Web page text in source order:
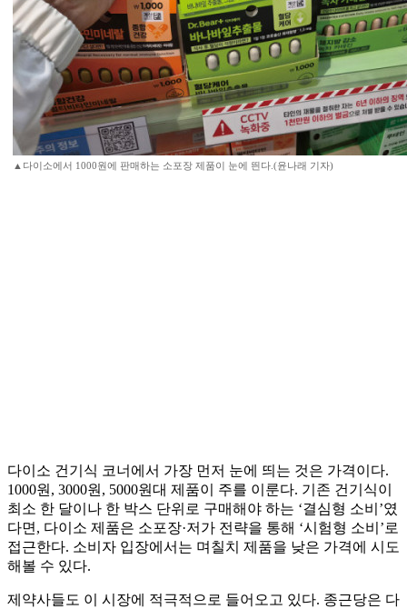
▲다이소에서 1000원에 판매하는 소포장 제품이 눈에 띈다.(윤나래 기자)
다이소 건기식 코너에서 가장 먼저 눈에 띄는 것은 가격이다.
1000원, 3000원, 5000원대 제품이 주를 이룬다. 기존 건기식이
최소 한 달이나 한 박스 단위로 구매해야 하는 ‘결심형 소비’였
다면, 다이소 제품은 소포장·저가 전략을 통해 ‘시험형 소비’로
접근한다. 소비자 입장에서는 며칠치 제품을 낮은 가격에 시도
해볼 수 있다.
제약사들도 이 시장에 적극적으로 들어오고 있다. 종근당은 다